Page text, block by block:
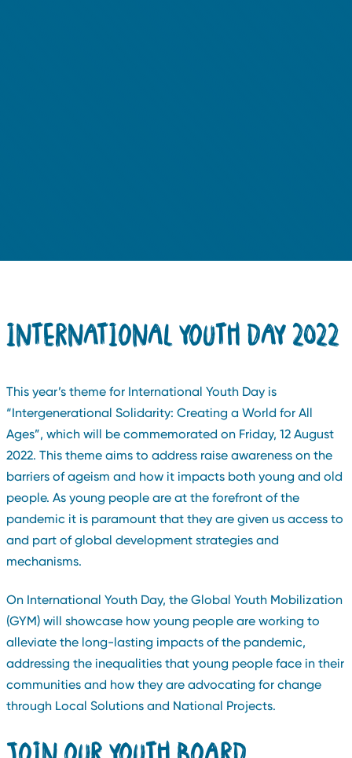
INTERNATIONAL YOUTH DAY 2022
This year’s theme for International Youth Day is
“Intergenerational Solidarity: Creating a World for All
Ages”, which will be commemorated on Friday, 12 August
2022. This theme aims to address raise awareness on the
barriers of ageism and how it impacts both young and old
people. As young people are at the forefront of the
pandemic it is paramount that they are given us access to
and part of global development strategies and
mechanisms.
On International Youth Day, the Global Youth Mobilization
(GYM) will showcase how young people are working to
alleviate the long-lasting impacts of the pandemic,
addressing the inequalities that young people face in their
communities and how they are advocating for change
through Local Solutions and National Projects.